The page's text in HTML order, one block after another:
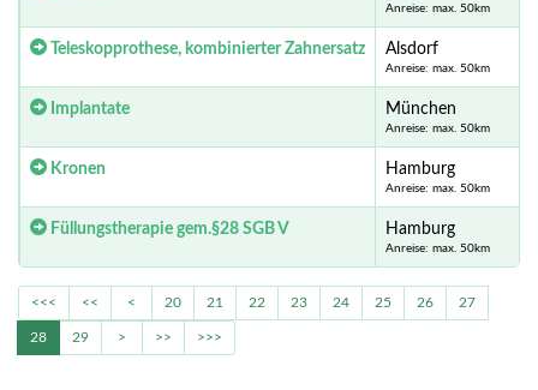
Anreise: max. 50km
Teleskopprothese, kombinierter Zahnersatz Alsdorf
Anreise: max. 50km
Implantate München
Anreise: max. 50km
Kronen Hamburg
Anreise: max. 50km
Füllungstherapie gem.§28 SGB V Hamburg
Anreise: max. 50km
<<< << < 20 21 22 23 24 25 26 27
28 29 > >> >>>